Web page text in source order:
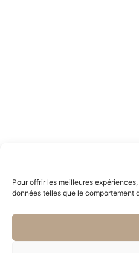
Pour offrir les meilleures
données telles que le comportement